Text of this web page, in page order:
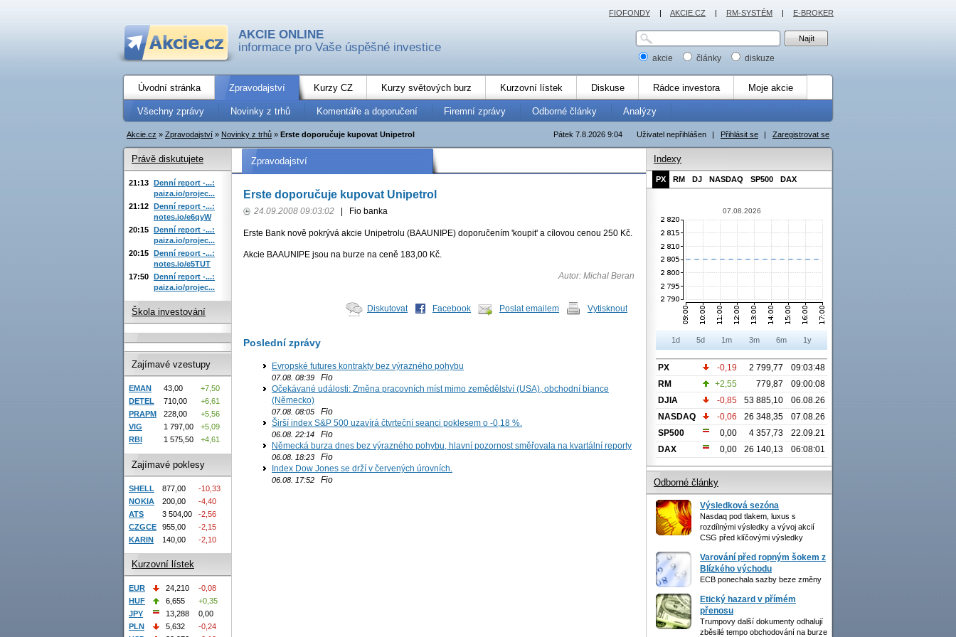
AKCIE ONLINE
informace pro Vaše úspěšné investice
akcie články diskuze
Úvodní stránka Zpravodajství Kurzy CZ Kurzy světových burz Kurzovní lístek Diskuse Rádce investora Moje akcie
Všechny zprávy Novinky z trhů Komentáře a doporučení Firemní zprávy Odborné články Analýzy
Uživatel nepřihlášen | Přihlásit se | Zaregistrovat se
Pátek 7.8.2026 9:04
Akcie.cz » Zpravodajství » Novinky z trhů » Erste doporučuje kupovat Unipetrol
Zpravodajství
Erste doporučuje kupovat Unipetrol
24.09.2008 09:03:02 Fio banka
Erste Bank nově pokrývá akcie Unipetrolu (BAAUNIPE) doporučením 'koupit' a cílovou cenou 250 Kč.
Akcie BAAUNIPE jsou na burze na ceně 183,00 Kč.
Autor: Michal Beran
Diskutovat Facebook Poslat emailem Vytisknout
Poslední zprávy
Evropské futures kontrakty bez výrazného pohybu
07.08. 08:39 Fio
Očekávané události: Změna pracovních míst mimo zemědělství (USA), obchodní biance
(Německo)
07.08. 08:05 Fio
Širší index S&P 500 uzavírá čtvrteční seanci poklesem o -0,18 %.
06.08. 22:14 Fio
Německá burza dnes bez výrazného pohybu, hlavní pozornost směřovala na kvartální reporty
06.08. 18:23 Fio
Index Dow Jones se drží v červených úrovních.
06.08. 17:52 Fio
Právě diskutujete
21:13 Denní report -...:
paiza.io/projec...
21:12 Denní report -...:
notes.io/e6qyW
20:15 Denní report -...:
paiza.io/projec...
20:15 Denní report -...:
notes.io/e5TUT
17:50 Denní report -...:
paiza.io/projec...
Škola investování
Zajímavé vzestupy
EMAN 43,00
+7,50
DETEL
710,00
+6,61
PRAPM
228,00
+5,56
VIG
1 797,00
+5,09
RBI
1 575,50 +4,61
Zajímavé poklesy
SHELL 877,00
-10,33
NOKIA
200,00
-4,40
ATS
3 504,00
-2,56
CZGCE
955,00
-2,15
KARIN
140,00 -2,10
Kurzovní lístek
EUR 24,210
-0,08
HUF
6,655
+0,35
JPY
13,288
0,00
PLN
5,632
-0,24
Indexy
PX RM DJ NASDAQ SP500 DAX
07.08.2026
1d 5d 1m 3m 6m 1y
PX -0,19 2 799,77
09:03:48
RM
+2,55 779,87
09:00:08
DJIA
-0,85 53 885,10
06.08.26
NASDAQ
-0,06 26 348,35
07.08.26
SP500
0,00 4 357,73
22.09.21
DAX
0,00 26 140,13 06:08:01
Odborné články
Výsledková sezóna
Nasdaq pod tlakem, luxus s
rozdílnými výsledky a vývoj akcií
CSG před klíčovými výsledky
Varování před ropným šokem z
Blízkého východu
ECB ponechala sazby beze změny
Etický hazard v přímém
přenosu
Trumpovy další dokumenty odhalují
zběsilé tempo obchodování na burze
FIOFONDY | AKCIE.CZ | RM-SYSTÉM | E-BROKER